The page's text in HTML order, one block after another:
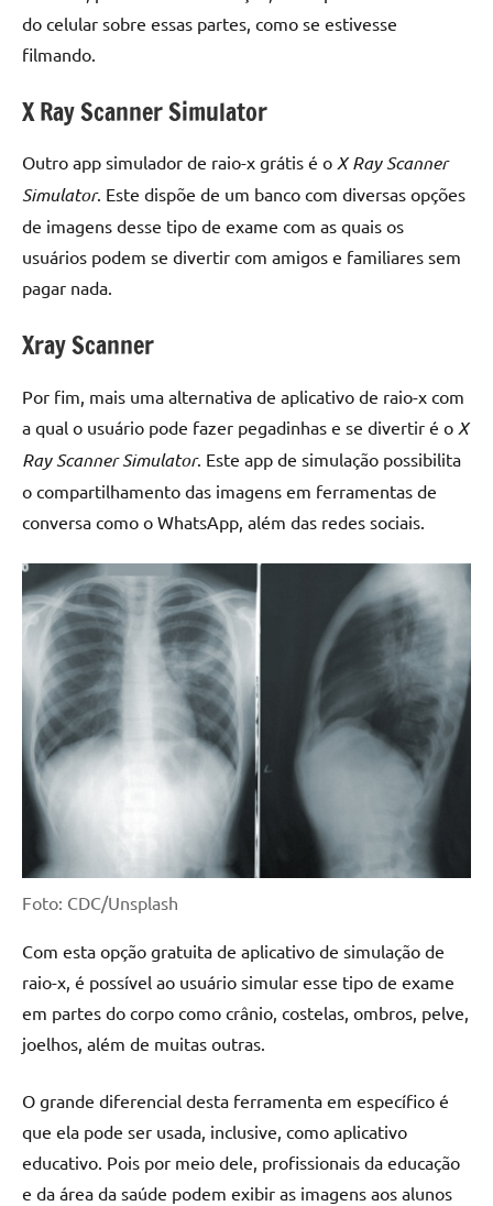
do celular sobre essas partes, como se estivesse
filmando.
X Ray Scanner Simulator
Outro app simulador de raio-x grátis é o X Ray Scanner
Simulator. Este dispõe de um banco com diversas opções
de imagens desse tipo de exame com as quais os
usuários podem se divertir com amigos e familiares sem
pagar nada.
Xray Scanner
Por fim, mais uma alternativa de aplicativo de raio-x com
a qual o usuário pode fazer pegadinhas e se divertir é o X
Ray Scanner Simulator. Este app de simulação possibilita
o compartilhamento das imagens em ferramentas de
conversa como o WhatsApp, além das redes sociais.
Foto: CDC/Unsplash
Com esta opção gratuita de aplicativo de simulação de
raio-x, é possível ao usuário simular esse tipo de exame
em partes do corpo como crânio, costelas, ombros, pelve,
joelhos, além de muitas outras.
O grande diferencial desta ferramenta em específico é
que ela pode ser usada, inclusive, como aplicativo
educativo. Pois por meio dele, profissionais da educação
e da área da saúde podem exibir as imagens aos alunos